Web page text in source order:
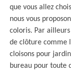
que vous allez
nous vous
coloris. Par
de clôture comme
cloisons pour
bureau pour toute